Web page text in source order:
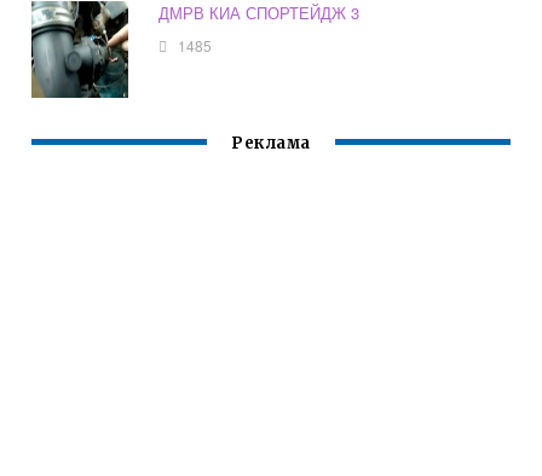
ДМРВ КИА СПОРТЕЙДЖ 3
1485
Реклама